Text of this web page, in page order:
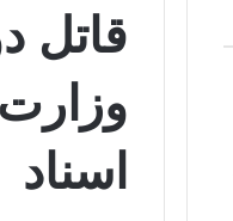
قاتل
اسناد